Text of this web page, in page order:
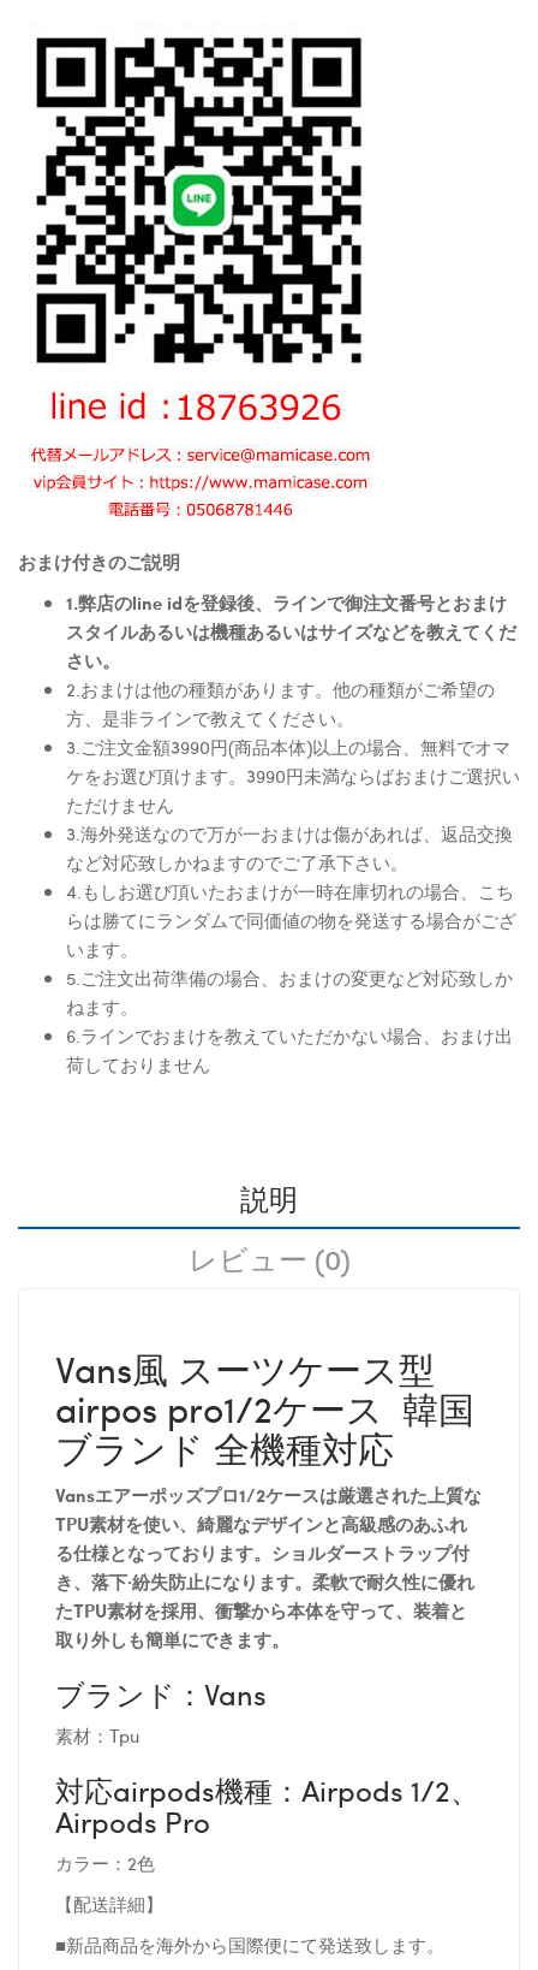
おまけ付きのご説明
1.弊店のline idを登録後、ラインで御注文番号とおまけ
スタイルあるいは機種あるいはサイズなどを教えてくだ
さい。
2.おまけは他の種類があります。他の種類がご希望の
方、是非ラインで教えてください。
3.ご注文金額3990円(商品本体)以上の場合、無料でオマ
ケをお選び頂けます。3990円未満ならばおまけご選択い
ただけません
3.海外発送なので万が一おまけは傷があれば、返品交換
など対応致しかねますのでご了承下さい。
4.もしお選び頂いたおまけが一時在庫切れの場合、こち
らは勝てにランダムで同価値の物を発送する場合がござ
います。
5.ご注文出荷準備の場合、おまけの変更など対応致しか
ねます。
6.ラインでおまけを教えていただかない場合、おまけ出
荷しておりません
説明
レビュー (0)
Vans風 スーツケース型
airpos pro1/2ケース 韓国
ブランド 全機種対応
Vansエアーポッズプロ1/2ケースは厳選された上質な
TPU素材を使い、綺麗なデザインと高級感のあふれ
る仕様となっております。ショルダーストラップ付
き、落下·紛失防止になります。柔軟で耐久性に優れ
たTPU素材を採用、衝撃から本体を守って、装着と
取り外しも簡単にできます。
ブランド：Vans
素材：Tpu
対応airpods機種：Airpods 1/2、
Airpods Pro
カラー：2色
【配送詳細】
■新品商品を海外から国際便にて発送致します。